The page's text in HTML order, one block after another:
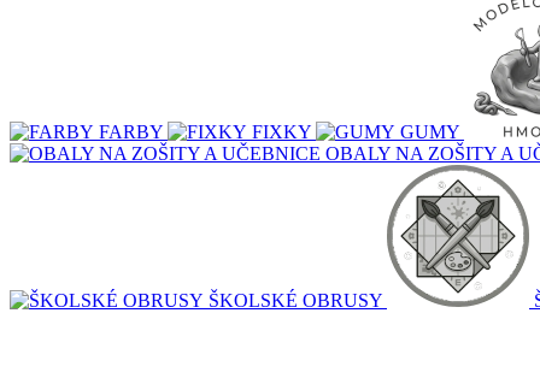
FARBY FIXKY
GUMY
OBALY NA ZOŠITY A
ŠKOLSKÉ OBRUSY